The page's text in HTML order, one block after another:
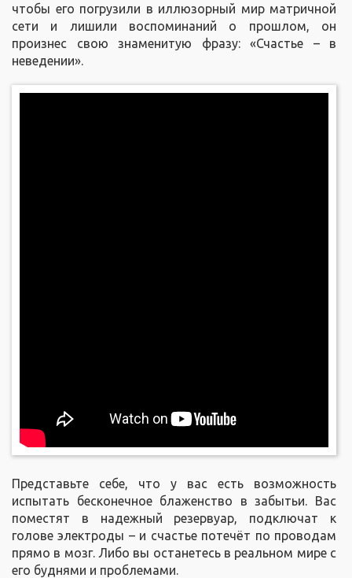
чтобы его погрузили в иллюзорный мир матричной
сети и лишили воспоминаний о прошлом, он
произнес свою знаменитую фразу: «Счастье – в
неведении».
Представьте себе, что у вас есть возможность
испытать бесконечное блаженство в забытьи. Вас
поместят в надежный резервуар, подключат к
голове электроды – и счастье потечёт по проводам
прямо в мозг. Либо вы останетесь в реальном мире с
его буднями и проблемами.